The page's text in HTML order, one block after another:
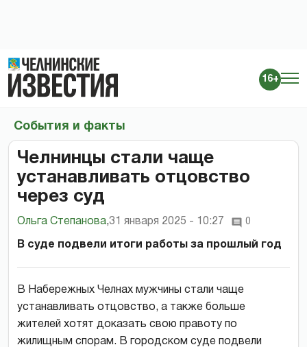
16+
События и факты
Челнинцы стали чаще
устанавливать отцовство
через суд
Ольга Степанова,31 января 2025 - 10:27 0
В суде подвели итоги работы за прошлый год
В Набережных Челнах мужчины стали чаще
устанавливать отцовство, а также больше
жителей хотят доказать свою правоту по
жилищным спорам. В городском суде подвели